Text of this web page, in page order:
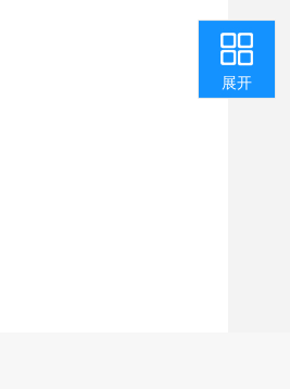
用户中心
咨询投诉
智能问答
我要纠错
返回顶部
收起
展开